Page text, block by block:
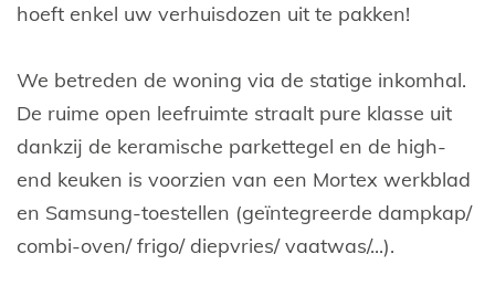
hoeft enkel uw verhuisdozen uit te pakken!
We betreden de woning via de statige inkomhal.
De ruime open leefruimte straalt pure klasse uit
dankzij de keramische parkettegel en de high-
end keuken is voorzien van een Mortex werkblad
en Samsung-toestellen (geïntegreerde dampkap/
combi-oven/ frigo/ diepvries/ vaatwas/...).